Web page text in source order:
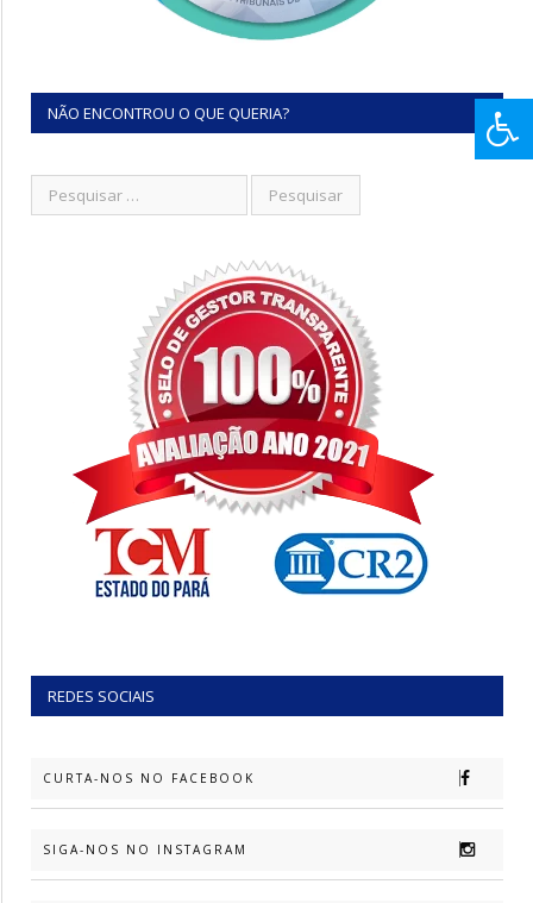
NÃO ENCONTROU O QUE QUERIA?
REDES SOCIAIS
CURTA-NOS NO FACEBOOK
SIGA-NOS NO INSTAGRAM